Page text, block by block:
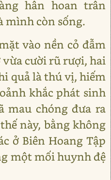
hân hoan trân
mình còn sống.
vào nền cỏ đẫm
cười rũ rượi, hai
quả là thú vị, hiếm
khắc phát sinh
mau chóng đưa ra
này, bằng không
ở Biên Hoang Tập
một mối huynh đệ